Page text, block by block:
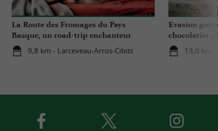
La Route des Fromages du Pays
Basque, un road-trip enchanteur
autour de l’Ossau Iraty
9,8 km - Larceveau-Arros-Cibits
Evasion
chocolatier
à Saint-Palais
13,0 km -